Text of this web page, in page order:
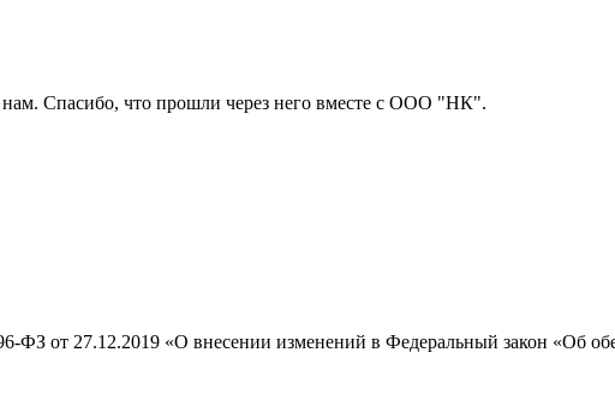
Спасибо, что прошли через него вместе с ООО "НК".
ФЗ от 27.12.2019 «О внесении изменений в Федеральный закон «Об